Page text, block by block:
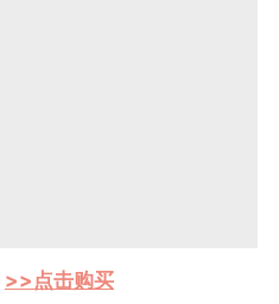
>>点击购买